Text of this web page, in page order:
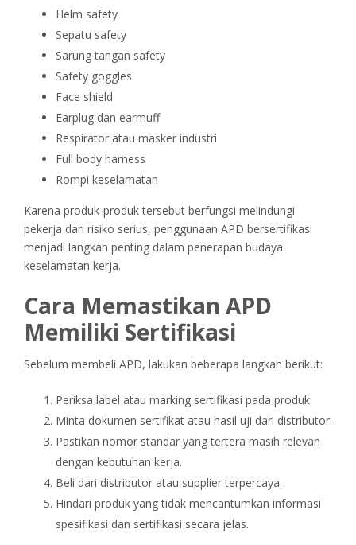
Helm safety
Sepatu safety
Sarung tangan safety
Safety goggles
Face shield
Earplug dan earmuff
Respirator atau masker industri
Full body harness
Rompi keselamatan
Karena produk-produk tersebut berfungsi melindungi
pekerja dari risiko serius, penggunaan APD bersertifikasi
menjadi langkah penting dalam penerapan budaya
keselamatan kerja.
Cara Memastikan APD
Memiliki Sertifikasi
Sebelum membeli APD, lakukan beberapa langkah berikut:
Periksa label atau marking sertifikasi pada produk.
Minta dokumen sertifikat atau hasil uji dari distributor.
Pastikan nomor standar yang tertera masih relevan
dengan kebutuhan kerja.
Beli dari distributor atau supplier terpercaya.
Hindari produk yang tidak mencantumkan informasi
spesifikasi dan sertifikasi secara jelas.